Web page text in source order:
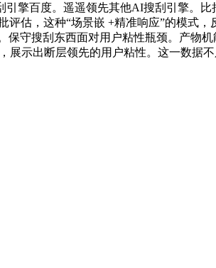
擎百度。遥遥领先其他AI搜刮引擎。比
估，这种“场景嵌 +精准响应”的模式
守搜刮东西面对用户粘性瓶颈。产物
示出断层领先的用户粘性。这一数据